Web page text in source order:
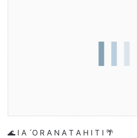
🌊 I A ´O R A N A T A H I T I 🌴